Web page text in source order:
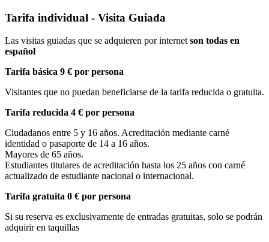
Tarifa individual - Visita Guiada
Las visitas guiadas que se adquieren por internet son todas en
español
Tarifa básica 9 € por persona
Visitantes que no puedan beneficiarse de la tarifa reducida o gratuita.
Tarifa reducida 4 € por persona
Ciudadanos entre 5 y 16 años. Acreditación mediante carné
identidad o pasaporte de 14 a 16 años.
Mayores de 65 años.
Estudiantes titulares de acreditación hasta los 25 años con carné
actualizado de estudiante nacional o internacional.
Tarifa gratuita 0 € por persona
Si su reserva es exclusivamente de entradas gratuitas, solo se podrán
adquirir en taquillas